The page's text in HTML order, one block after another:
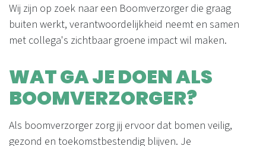
Wij zijn op zoek naar een Boomverzorger die graag
buiten werkt, verantwoordelijkheid neemt en samen
met collega's zichtbaar groene impact wil maken.
WAT GA JE DOEN ALS
BOOMVERZORGER?
Als boomverzorger zorg jij ervoor dat bomen veilig,
gezond en toekomstbestendig blijven. Je